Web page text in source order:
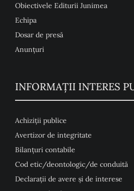
Obiectivele Editurii Junimea
Echipa
Dosar de presă
Anunţuri
INFORMAȚII INTERES
Achiziții publice
Avertizor de integritate
Bilanțuri contabile
Cod etic/deontologic/de conduită
Declarații de avere și de interese